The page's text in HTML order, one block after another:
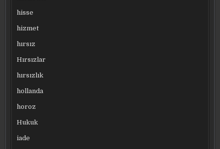
hisse
hizmet
hırsız
Hırsızlar
hırsızlık
hollanda
horoz
Hukuk
iade